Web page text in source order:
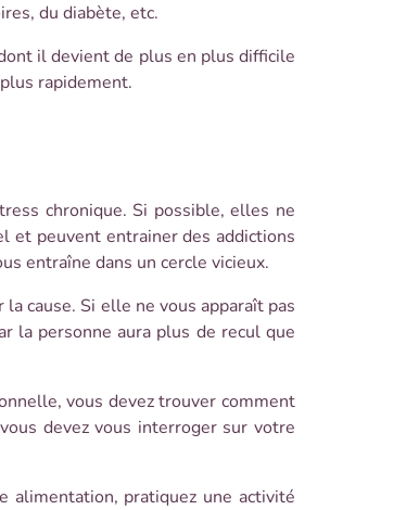
du diabète, etc.
il devient de plus en plus difficile
rapidement.
chronique. Si possible, elles ne
et peuvent entrainer des addictions
entraîne dans un cercle vicieux.
cause. Si elle ne vous apparaît pas
la personne aura plus de recul que
vous devez trouver comment
devez vous interroger sur votre
alimentation, pratiquez une activité